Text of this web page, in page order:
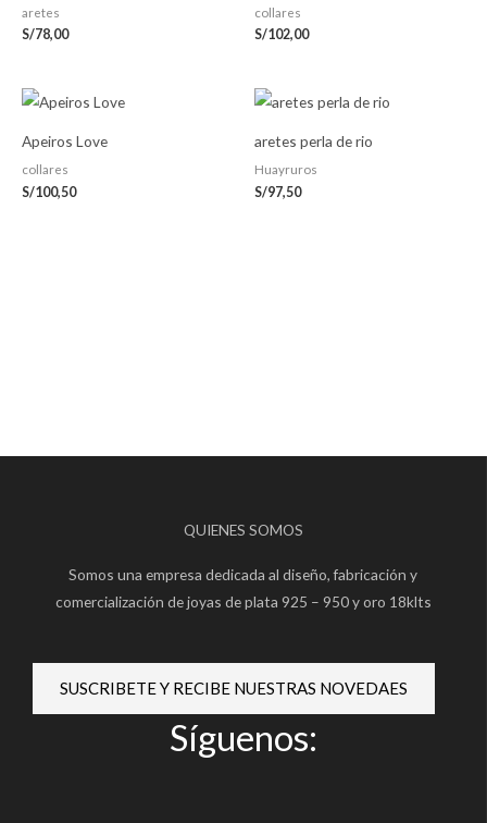
aretes
S/78,00
collares
S/102,00
Apeiros Love
collares
S/100,50
aretes perla de rio
Huayruros
S/97,50
QUIENES SOMOS
Somos una empresa dedicada al diseño, fabricación y
comercialización de joyas de plata 925 – 950 y oro 18klts
SUSCRIBETE Y RECIBE NUESTRAS NOVEDAES
Síguenos: